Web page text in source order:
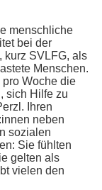
menschliche
bei der
kurz SVLFG, als
Menschen.
Woche die
sich Hilfe zu
Ihren
neben
sozialen
Sie fühlten
gelten als
vielen den